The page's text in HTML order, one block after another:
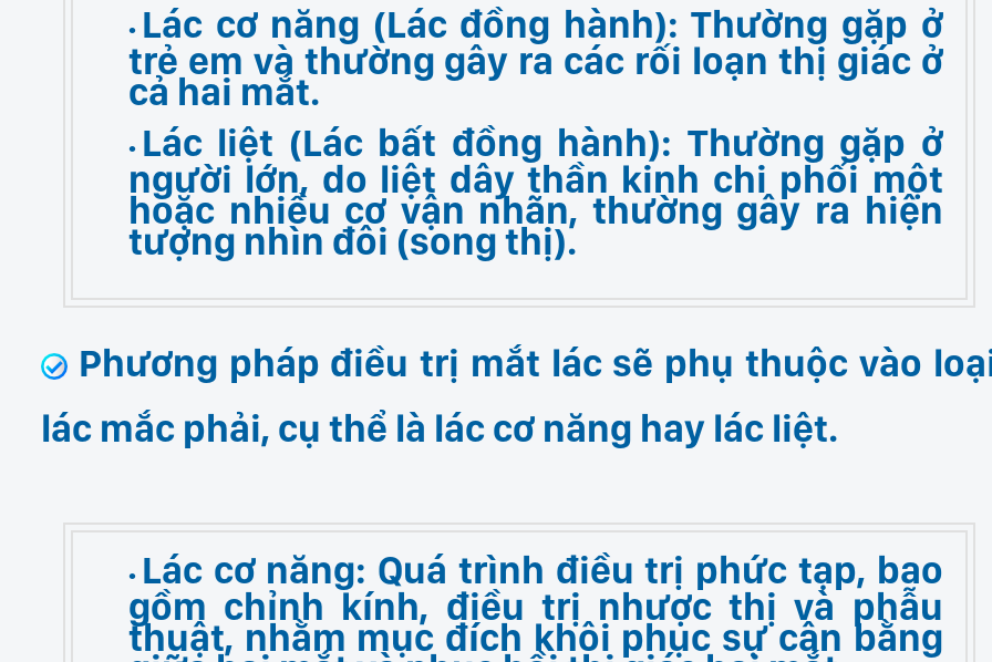
Lác cơ năng (Lác đồng hành): Thường gặp ở
trẻ em và thường gây ra các rối loạn thị giác ở
cả hai mắt.
Lác liệt (Lác bất đồng hành): Thường gặp ở
người lớn, do liệt dây thần kinh chi phối một
hoặc nhiều cơ vận nhãn, thường gây ra hiện
tượng nhìn đôi (song thị).
Phương pháp điều trị mắt lác sẽ phụ thuộc vào
lác mắc phải, cụ thể là lác cơ năng hay lác liệt.
Lác cơ năng: Quá trình điều trị phức tạp, bao
gồm chỉnh kính, điều trị nhược thị và phẫu
thuật, nhằm mục đích khôi phục sự cân bằng